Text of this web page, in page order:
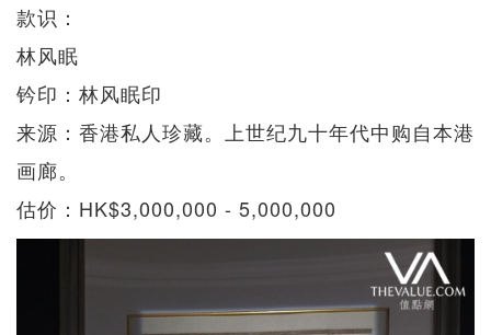
款识：
林风眠
钤印：林风眠印
来源：香港私人珍藏。上世纪九十年代中购自本港
画廊。
估价：HK$3,000,000 - 5,000,000